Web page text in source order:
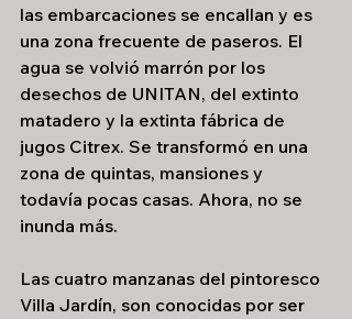
las embarcaciones se encallan y es
una zona frecuente de paseros. El
agua se volvió marrón por los
desechos de UNITAN, del extinto
matadero y la extinta fábrica de
jugos Citrex. Se transformó en una
zona de quintas, mansiones y
todavía pocas casas. Ahora, no se
inunda más.
Las cuatro manzanas del pintoresco
Villa Jardín, son conocidas por ser